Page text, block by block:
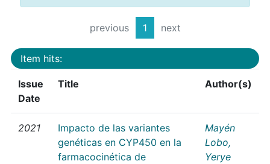
previous 1 next
Item hits:
Issue
Date
Title Author(s)
2021
Impacto de las variantes
genéticas en CYP450 en la
farmacocinética de
Mayén
Lobo,
Yerye